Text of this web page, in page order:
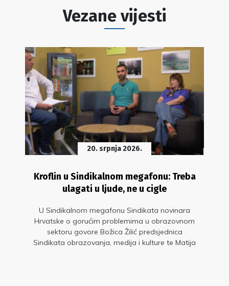
Vezane vijesti
20. srpnja 2026.
Kroflin u Sindikalnom megafonu: Treba
ulagati u ljude, ne u cigle
U Sindikalnom megafonu Sindikata novinara
Hrvatske o gorućim problemima u obrazovnom
sektoru govore Božica Žilić predsjednica
Sindikata obrazovanja, medija i kulture te Matija